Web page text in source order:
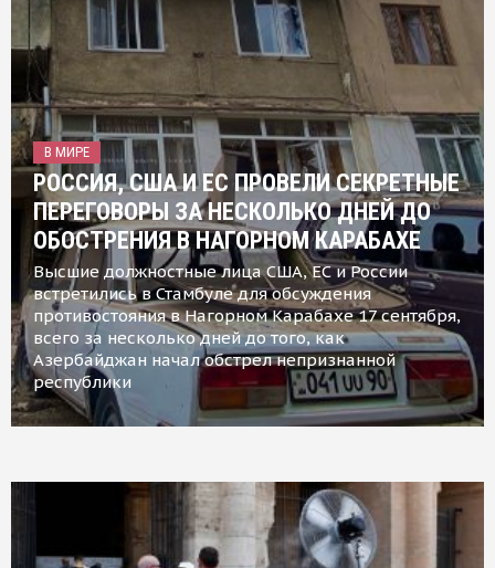
В МИРЕ
РОССИЯ, США И ЕС ПРОВЕЛИ СЕКРЕТНЫЕ
ПЕРЕГОВОРЫ ЗА НЕСКОЛЬКО ДНЕЙ ДО
ОБОСТРЕНИЯ В НАГОРНОМ КАРАБАХЕ
Высшие должностные лица США, ЕС и России
встретились в Стамбуле для обсуждения
противостояния в Нагорном Карабахе 17 сентября,
всего за несколько дней до того, как
Азербайджан начал обстрел непризнанной
республики